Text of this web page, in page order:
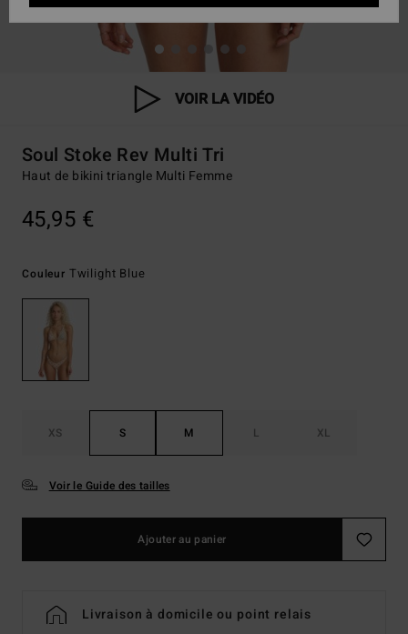
VOIR LA VIDÉO
Soul Stoke Rev Multi Tri
Haut de bikini triangle Multi Femme
45,95 €
Couleur Twilight Blue
XS S M L XL
Voir le Guide des tailles
Ajouter au panier
Livraison à domicile ou point relais